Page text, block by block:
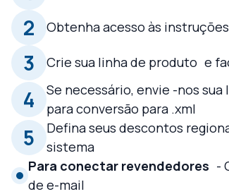
2 Obtenha acesso às instruções
3 Crie sua linha de produto e
4
Se necessário, envie -nos
para conversão para .xml
5
Defina seus descontos
sistema
Para conectar revendedores -
de e-mail